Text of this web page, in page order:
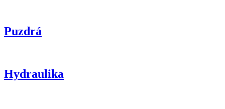
Puzdrá
Hydraulika